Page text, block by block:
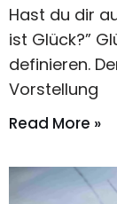
Hast du dir
ist Glück?”
definieren.
Vorstellung
Read More »